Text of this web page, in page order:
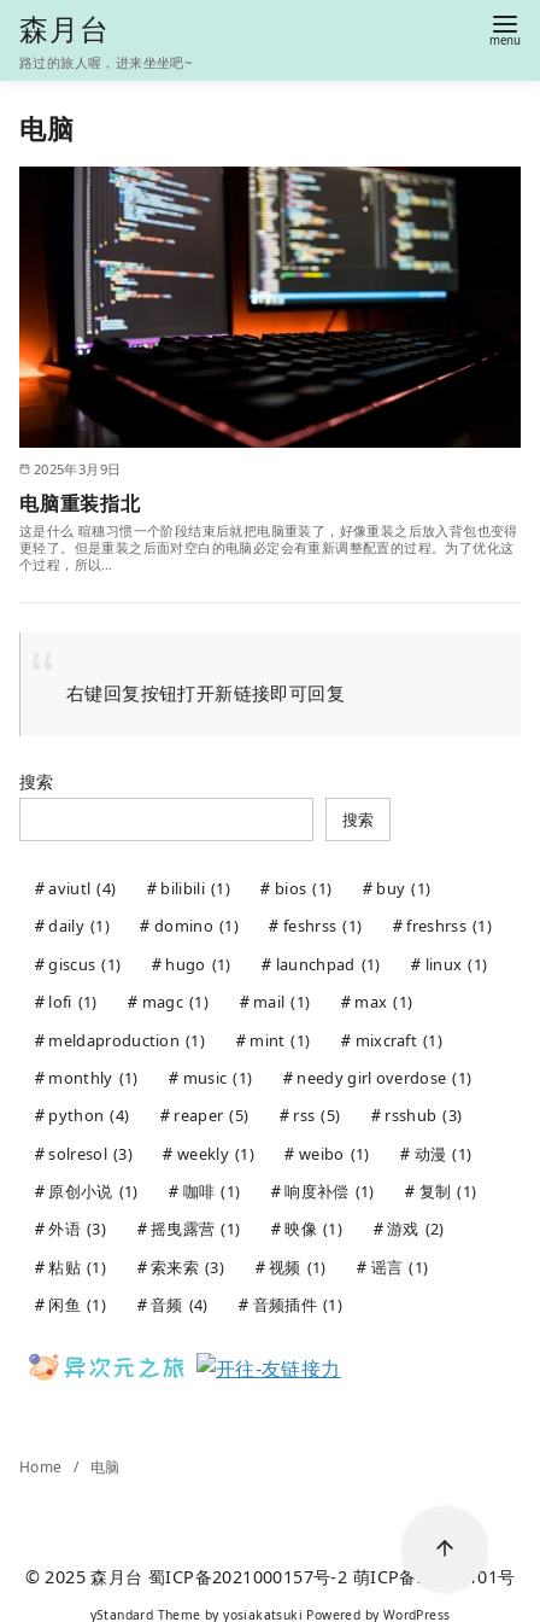
i
森月台
路过的旅人喔，进来坐坐吧~
电脑
2025年3月9日
电脑重装指北
这是什么 暄穗习惯一个阶段结束后就把电脑重装了，好像重装之后放入背包也变得
更轻了。但是重装之后面对空白的电脑必定会有重新调整配置的过程。为了优化这
个过程，所以…
右键回复按钮打开新链接即可回复
搜索
搜索
aviutl (4) bilibili (1) bios (1) buy (1)
daily (1) domino (1) feshrss (1) freshrss (1)
giscus (1) hugo (1) launchpad (1) linux (1)
lofi (1) magc (1) mail (1) max (1)
meldaproduction (1) mint (1) mixcraft (1)
monthly (1) music (1) needy girl overdose (1)
python (4) reaper (5) rss (5) rsshub (3)
solresol (3) weekly (1) weibo (1) 动漫 (1)
原创小说 (1) 咖啡 (1) 响度补偿 (1) 复制 (1)
外语 (3) 摇曳露营 (1) 映像 (1) 游戏 (2)
粘贴 (1) 索来索 (3) 视频 (1) 谣言 (1)
闲鱼 (1) 音频 (4) 音频插件 (1)
Home 电脑
© 2025森月台 蜀ICP备2021000157号-2 萌ICP备20241101号
yStandard Theme byyosiakatsuki Powered by WordPress